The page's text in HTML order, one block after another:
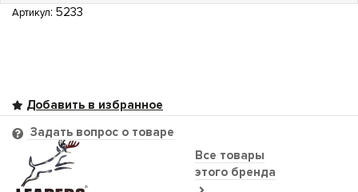
Артикул: 5233
Все товары
этого бренда
Задать вопрос о товаре